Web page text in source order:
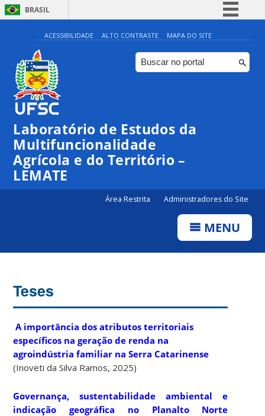
BRASIL
Simplifique!
Comunica BR
Participe
Canais
ACESSIBILIDADE ALTO CONTRASTE MAPA DO SITE
Laboratório de Estudos da
Multifuncionalidade
Agrícola e do Território –
LEMATE
Área Restrita Administradores do Site
MENU
Teses
A importância dos atributos territoriais
específicos na geração de renda na
agroindústria familiar na Serra Catarinense
(Inoveti da Silva Ramos, 2025)
Governança, sustentabilidade ambiental e
indicação geográfica no Planalto Norte